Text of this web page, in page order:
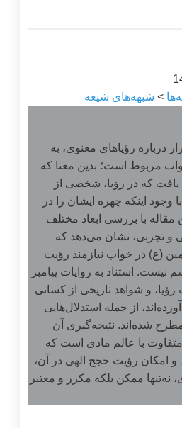
> شبهه‌های شیعه
درباره رؤیاهای معنوی، به
مربوط است؛ بدین معنا که
که در رؤیا، شخصی از
وجود اینکه چهره ایشان را در
مقاله با بررسی ابعاد مختلف
و تجربی، نشان می‌دهد که
(ع) در خواب نیازمند رؤیت
نیست. استناد به روایات پیامبر
و شواهد تاریخی از کسانی
از جمله استدلال‌هایی
شده‌اند. نتیجه‌گیری آن
با عالم مادی است که
و امکان رؤیت حجج الهی در آن،
ممکن بلکه مکرر و معتبر